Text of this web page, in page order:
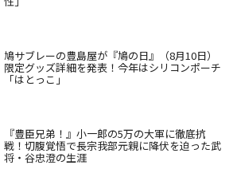
鳩サブレーの豊島屋が『鳩の日』（8月10日）
限定グッズ詳細を発表！今年はシリコンポーチ
「はとっこ」
『豊臣兄弟！』小一郎の5万の大軍に徹底抗
戦！切腹覚悟で長宗我部元親に降伏を迫った武
将・谷忠澄の生涯